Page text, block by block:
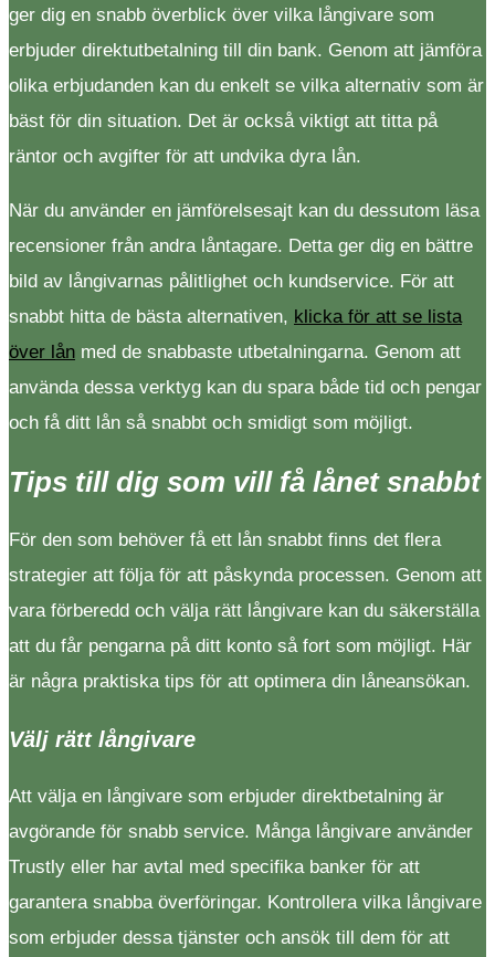
ger dig en snabb överblick över vilka långivare som
erbjuder direktutbetalning till din bank. Genom att jämföra
olika erbjudanden kan du enkelt se vilka alternativ som är
bäst för din situation. Det är också viktigt att titta på
räntor och avgifter för att undvika dyra lån.
När du använder en jämförelsesajt kan du dessutom läsa
recensioner från andra låntagare. Detta ger dig en bättre
bild av långivarnas pålitlighet och kundservice. För att
snabbt hitta de bästa alternativen, klicka för att se lista
över lån med de snabbaste utbetalningarna. Genom att
använda dessa verktyg kan du spara både tid och pengar
och få ditt lån så snabbt och smidigt som möjligt.
Tips till dig som vill få lånet snabbt
För den som behöver få ett lån snabbt finns det flera
strategier att följa för att påskynda processen. Genom att
vara förberedd och välja rätt långivare kan du säkerställa
att du får pengarna på ditt konto så fort som möjligt. Här
är några praktiska tips för att optimera din låneansökan.
Välj rätt långivare
Att välja en långivare som erbjuder direktbetalning är
avgörande för snabb service. Många långivare använder
Trustly eller har avtal med specifika banker för att
garantera snabba överföringar. Kontrollera vilka långivare
som erbjuder dessa tjänster och ansök till dem för att